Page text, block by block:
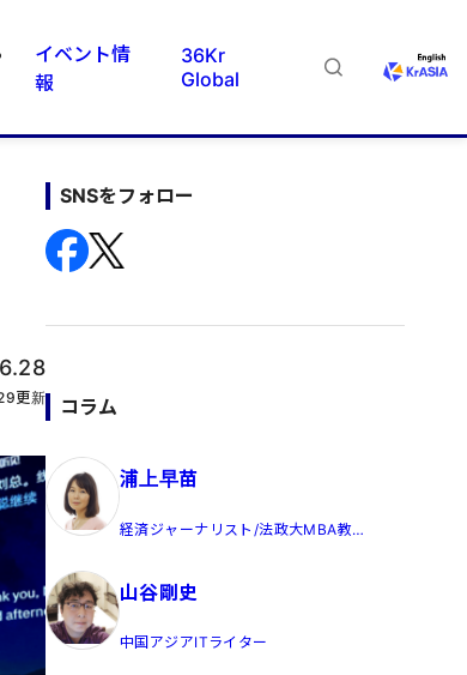
イベント情
報
36Kr
Global
更新
SNSをフォロー
コラム
浦上早苗
経済ジャーナリスト/法政大MBA教
山谷剛史
中国アジアITライター